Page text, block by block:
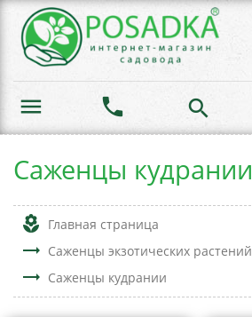
menu phone search
Саженцы кудрании
local_florist Главная страница
trending_flat Саженцы экзотических растений
trending_flat Саженцы кудрании